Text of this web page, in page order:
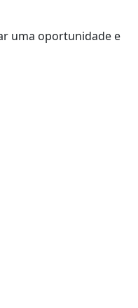
uma oportunidade e